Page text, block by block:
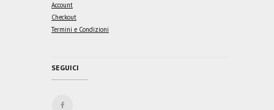
Account
Checkout
Termini e Condizioni
SEGUICI